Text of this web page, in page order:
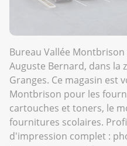
Bureau Vallée
Auguste Bernard, dans la
Granges. Ce magasin est
Montbrison pour les
cartouches et toners, le
fournitures scolaires.
d'impression complet :